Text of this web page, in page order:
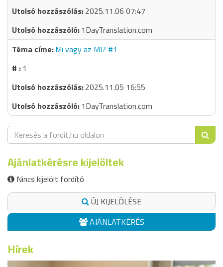
2025.11.06 07:47
1DayTranslation.com
Mi vagy az MI? #1
1
2025.11.05 16:55
1DayTranslation.com
Ajánlatkérésre kijelöltek
Nincs kijelölt fordító
ÚJ KIJELÖLÉSE
AJÁNLATKÉRÉS
Hírek